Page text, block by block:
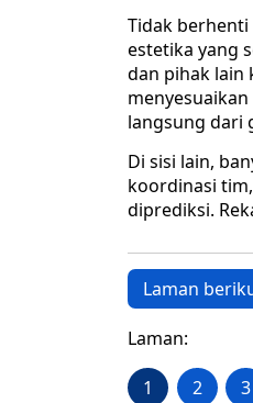
Tidak
estetika yang
dan pihak lain
langsung dari
Di sisi lain,
koordinasi
diprediksi.
Laman
Laman:
1 2 3